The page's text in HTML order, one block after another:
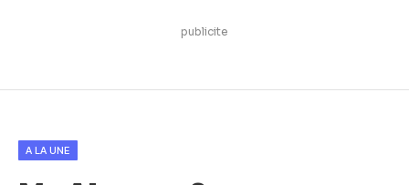
publicite
A LA UNE